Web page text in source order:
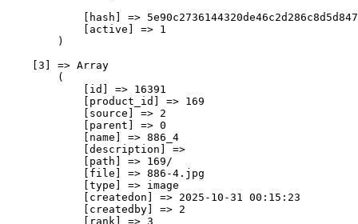
[hash] =>
            [active] => 1
        )
    [3] => Array
        (
            [id] => 16391
            [product_id] => 169
            [source] => 2
            [parent] => 0
            [name] => 886_4
            [description] =>
            [path] => 169/
            [file] => 886-4.jpg
            [type] => image
            [createdon] => 2025-10-31 00:15:23
            [createdby] => 2
            [rank] => 3